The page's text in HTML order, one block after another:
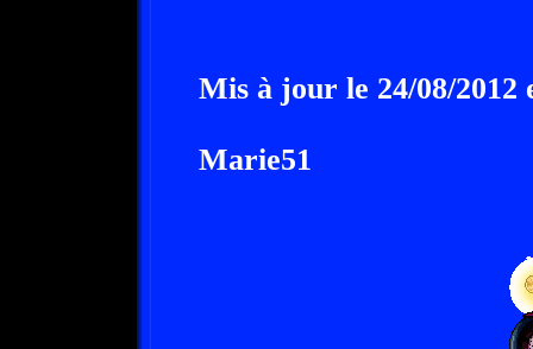
Mis à jour le 24/08/2012
Marie51